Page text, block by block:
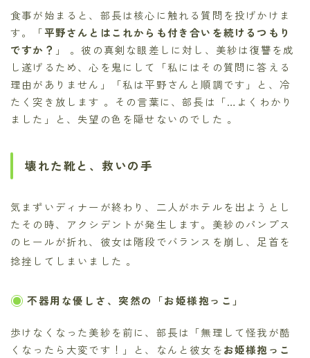
食事が始まると、部長は核心に触れる質問を投げかけま
す。「平野さんとはこれからも付き合いを続けるつもり
ですか？ 」 。彼の真剣な眼差しに対し、美紗は復讐を成
し遂げるため、心を鬼にして「私にはその質問に答える
理由がありません」「私は平野さんと順調です」と、冷
たく突き放します 。その言葉に、部長は「…よくわかり
ました」と、失望の色を隠せないのでした 。
壊れた靴と、救いの手
気まずいディナーが終わり、二人がホテルを出ようとし
たその時、アクシデントが発生します。美紗のパンプス
のヒールが折れ、彼女は階段でバランスを崩し、足首を
捻挫してしまいました 。
不器用な優しさ、突然の「お姫様抱っこ」
歩けなくなった美紗を前に、部長は「無理して怪我が酷
くなったら大変です！」と、なんと彼女をお姫様抱っこ